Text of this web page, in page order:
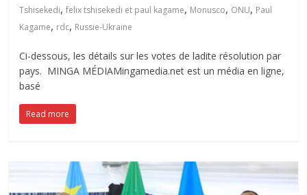
Tshisekedi,felix tshisekedi et paul kagame, Monusco, ONU, Paul
Kagame, rdc, Russie-Ukraine
Ci-dessous, les détails sur les votes de ladite résolution par
pays. MINGA MÉDIAMingamedia.net est un média en ligne,
basé
Read more